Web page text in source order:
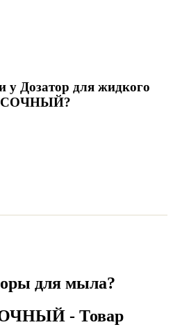
у Дозатор для жидкого
?
для мыла?
- Товар